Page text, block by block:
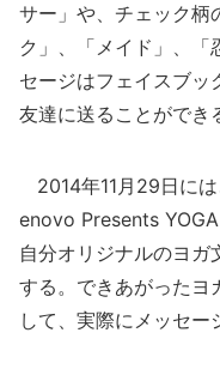
サー」や、チェック柄
ク」、「メイド」、「
セージはフェイスブッ
友達に送ることができ
2014年11月29日に
enovo Presents
自分オリジナルのヨ
する。できあがったヨ
して、実際にメッセー